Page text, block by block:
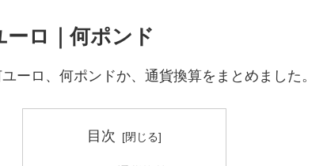
ロ｜何ポンド
ーロ、何ポンドか、通貨換算をまとめました。
目次